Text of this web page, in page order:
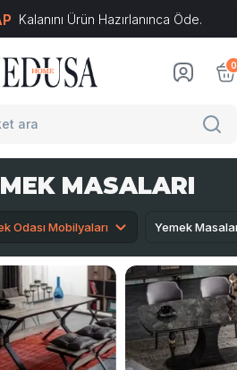
Kalanını Ürün Hazırlanınca Öde.
0
MASALARI
Odası Mobilyaları Yemek
Sistemleriyle Hazırlanmıştır.